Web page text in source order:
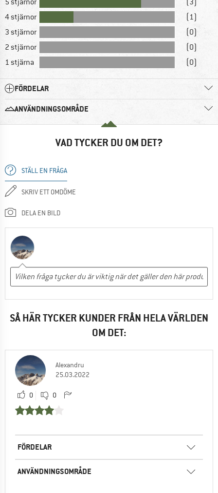
4 stjärnor
(1)
3 stjärnor
(0)
2 stjärnor
(0)
1 stjärna
(0)
FÖRDELAR
ANVÄNDNINGSOMRÅDE
VAD TYCKER DU OM DET?
STÄLL EN FRÅGA
SKRIV ETT OMDÖME
DELA EN BILD
SÅ HÄR TYCKER KUNDER FRÅN HELA VÄRLDEN
OM DET:
Alexandru
25.03.2022
0 0
FÖRDELAR
ANVÄNDNINGSOMRÅDE